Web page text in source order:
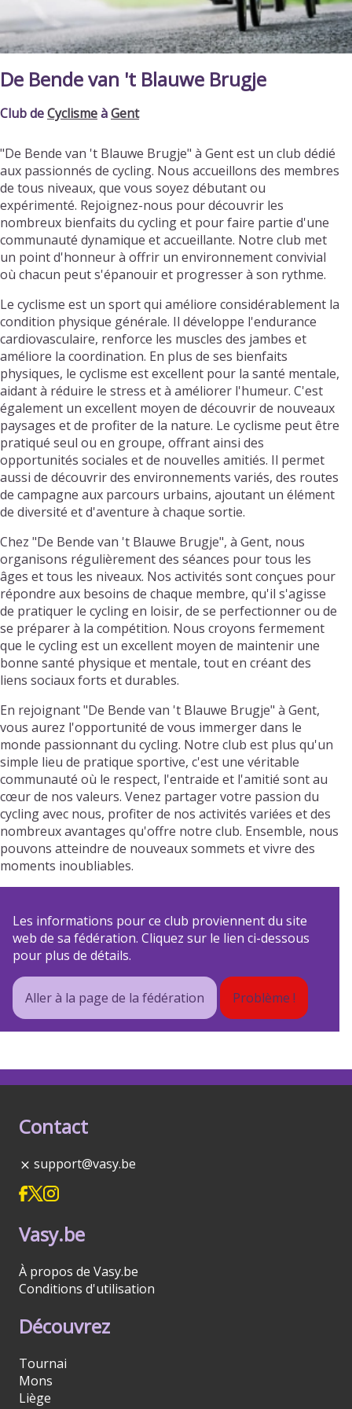
De Bende van 't Blauwe Brugje
Club deCyclismeàGent
"De Bende van 't Blauwe Brugje" à Gent est un club dédié
aux passionnés de cycling. Nous accueillons des membres
de tous niveaux, que vous soyez débutant ou
expérimenté. Rejoignez-nous pour découvrir les
nombreux bienfaits du cycling et pour faire partie d'une
communauté dynamique et accueillante. Notre club met
un point d'honneur à offrir un environnement convivial
où chacun peut s'épanouir et progresser à son rythme.
Le cyclisme est un sport qui améliore considérablement la
condition physique générale. Il développe l'endurance
cardiovasculaire, renforce les muscles des jambes et
améliore la coordination. En plus de ses bienfaits
physiques, le cyclisme est excellent pour la santé mentale,
aidant à réduire le stress et à améliorer l'humeur. C'est
également un excellent moyen de découvrir de nouveaux
paysages et de profiter de la nature. Le cyclisme peut être
pratiqué seul ou en groupe, offrant ainsi des
opportunités sociales et de nouvelles amitiés. Il permet
aussi de découvrir des environnements variés, des routes
de campagne aux parcours urbains, ajoutant un élément
de diversité et d'aventure à chaque sortie.
Chez "De Bende van 't Blauwe Brugje", à Gent, nous
organisons régulièrement des séances pour tous les
âges et tous les niveaux. Nos activités sont conçues pour
répondre aux besoins de chaque membre, qu'il s'agisse
de pratiquer le cycling en loisir, de se perfectionner ou de
se préparer à la compétition. Nous croyons fermement
que le cycling est un excellent moyen de maintenir une
bonne santé physique et mentale, tout en créant des
liens sociaux forts et durables.
En rejoignant "De Bende van 't Blauwe Brugje" à Gent,
vous aurez l'opportunité de vous immerger dans le
monde passionnant du cycling. Notre club est plus qu'un
simple lieu de pratique sportive, c'est une véritable
communauté où le respect, l'entraide et l'amitié sont au
cœur de nos valeurs. Venez partager votre passion du
cycling avec nous, profiter de nos activités variées et des
nombreux avantages qu'offre notre club. Ensemble, nous
pouvons atteindre de nouveaux sommets et vivre des
moments inoubliables.
Les informations pour ce club proviennent du site
web de sa fédération. Cliquez sur le lien ci-dessous
pour plus de détails.
Aller à la page de la fédération Problème !
Contact
support@vasy.be
Vasy.be
À propos de Vasy.be
Conditions d'utilisation
Découvrez
Tournai
Mons
Liège